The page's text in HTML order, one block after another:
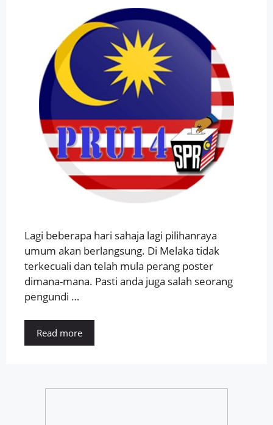
Lagi beberapa hari sahaja lagi pilihanraya
umum akan berlangsung. Di Melaka tidak
terkecuali dan telah mula perang poster
dimana-mana. Pasti anda juga salah seorang
pengundi …
Read more